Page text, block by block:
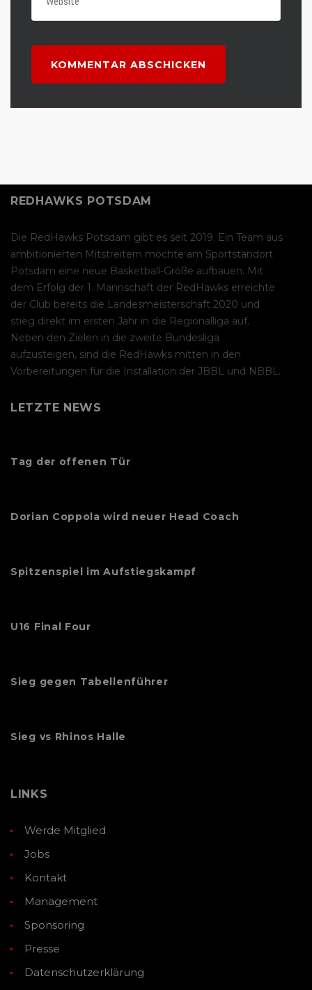
REDHAWKS POTSDAM
Die RedHawks Potsdam gibt es seit 2019. Ein Team aus
ambitionierten Mitstreitern möchte am Sportstandort
Potsdam eine neue Basketball-Größe aufbauen. Mit
dem Erfolg der 1. Mannschaft der RedHawks erreichte
der Club bereits die Landesmeisterschaft 2020 und
stieg direkt im ersten Jahr in die Regionalliga auf.
Neben den Zielen in die zweite Bundesliga
aufzusteigen, sind die RedHawks mitten in den
Vorbereitungen für die Installation der JBBL und NBBL.
LETZTE NEWS
Tag der offenen Tür
Dorian Coppola wird neuer Head Coach
Spitzenspiel im Aufstiegskampf
U16 Final Four
Sieg gegen Tabellenführer
Sieg vs Rhinos Halle
LINKS
Werde Mitglied
Jobs
Kontakt
Management
Sponsoring
Presse
Datenschutzerklärung